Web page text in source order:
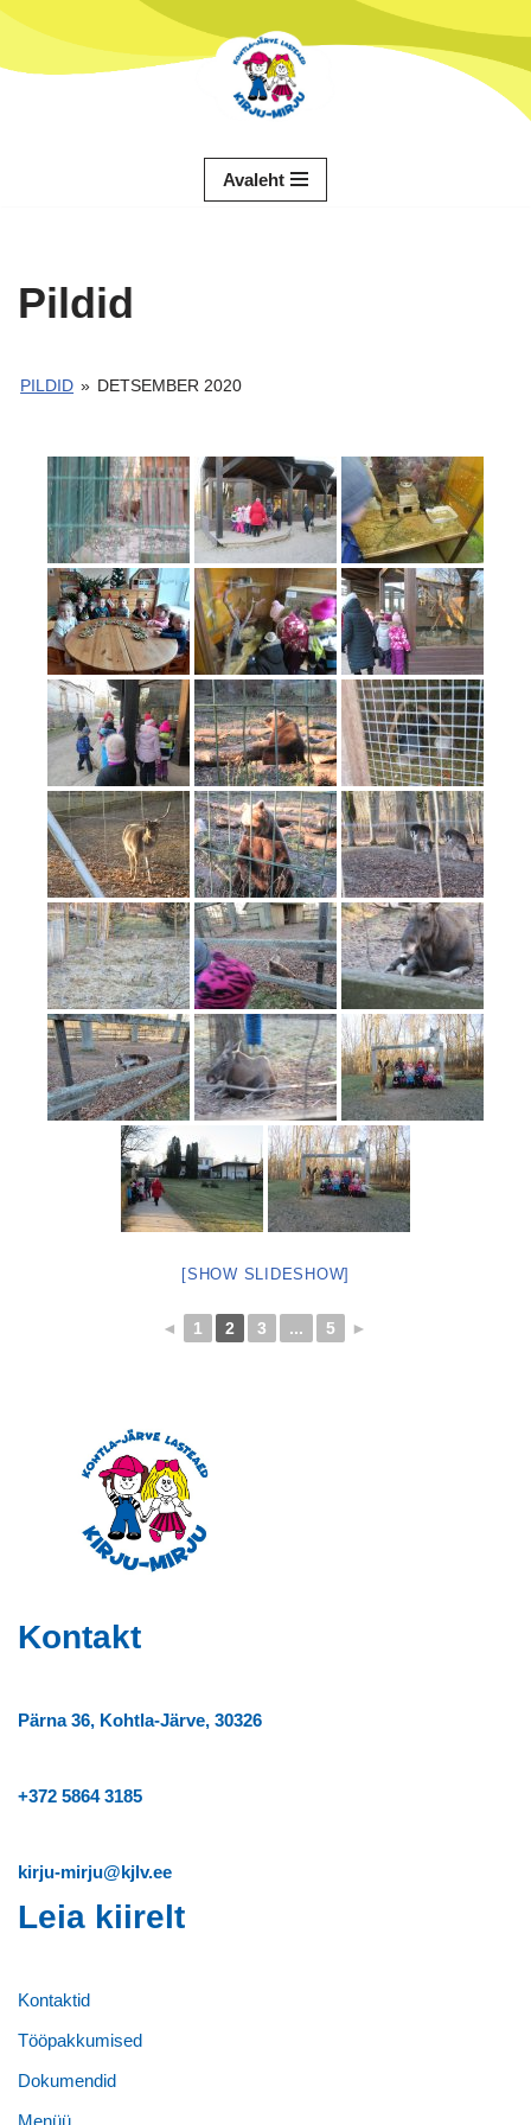
Avaleht
Pildid
PILDID » DETSEMBER 2020
[SHOW SLIDESHOW]
◄ 1 2 3 ... 5 ►
Kontakt
Pärna 36, Kohtla-Järve, 30326
+372 5864 3185
kirju-mirju@kjlv.ee
Leia kiirelt
Kontaktid
Tööpakkumised
Dokumendid
Menüü